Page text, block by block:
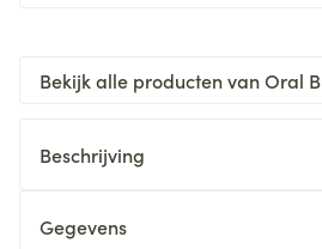
Bekijk alle producten van Oral B
Beschrijving
Gegevens